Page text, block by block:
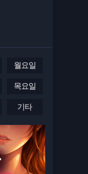
월요일
목요일
기타